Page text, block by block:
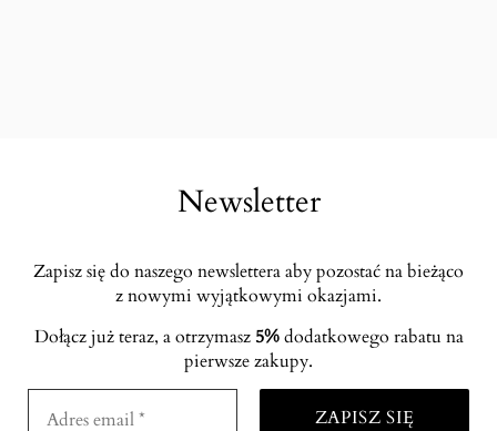
Newsletter
Zapisz się do naszego newslettera aby pozostać na bieżąco
z nowymi wyjątkowymi okazjami.
Dołącz już teraz, a otrzymasz 5%dodatkowego rabatu na
pierwsze zakupy.